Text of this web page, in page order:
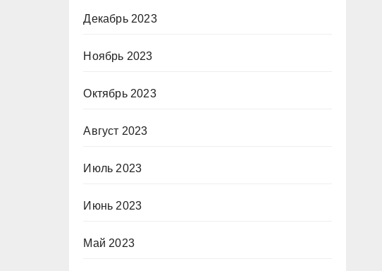
Декабрь 2023
Ноябрь 2023
Октябрь 2023
Август 2023
Июль 2023
Июнь 2023
Май 2023